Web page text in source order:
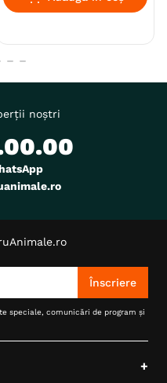
noștri
Înscriere
speciale, comunicări de program și
+